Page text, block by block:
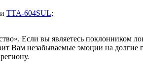
и TTA-604SUL;
Если вы являетесь поклонником
Вам незабываемые эмоции на долгие